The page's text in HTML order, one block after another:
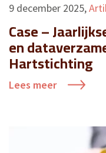
9 december 2025,
Case –
en
Hartstichting
Lees meer